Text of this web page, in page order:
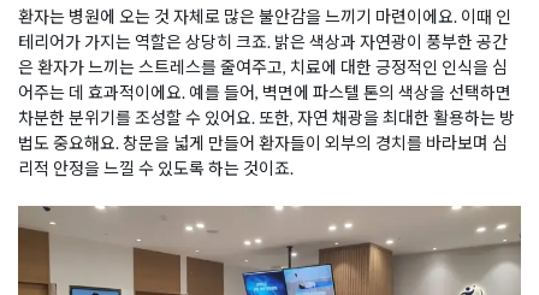
환자는 병원에 오는 것 자체로 많은 불안감을 느끼기 마련이에요. 이때 인
테리어가 가지는 역할은 상당히 크죠. 밝은 색상과 자연광이 풍부한 공간
은 환자가 느끼는 스트레스를 줄여주고, 치료에 대한 긍정적인 인식을 심
어주는 데 효과적이에요. 예를 들어, 벽면에 파스텔 톤의 색상을 선택하면
차분한 분위기를 조성할 수 있어요. 또한, 자연 채광을 최대한 활용하는 방
법도 중요해요. 창문을 넓게 만들어 환자들이 외부의 경치를 바라보며 심
리적 안정을 느낄 수 있도록 하는 것이죠.